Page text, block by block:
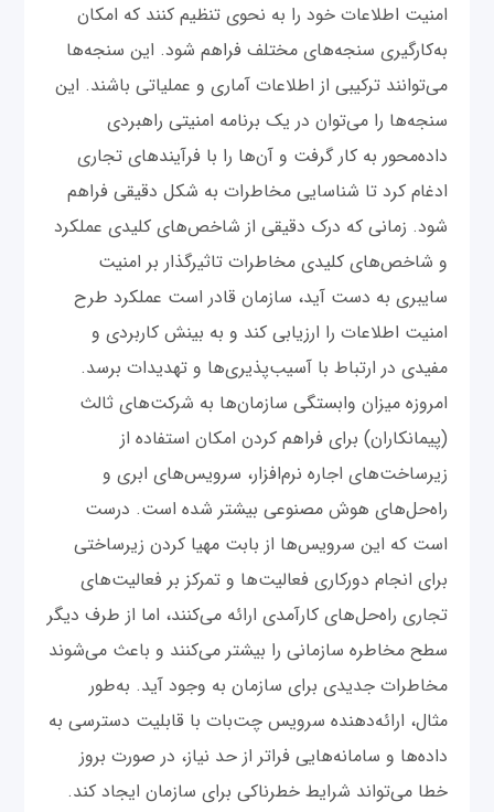
امنیت اطلاعات خود را به نحوی تنظیم کنند که امکان
به‌کارگیری سنجه‌های مختلف فراهم شود. این سنجه‌ها
می‌توانند ترکیبی از اطلاعات آماری و عملیاتی باشند. این
سنجه‌ها را می‌توان در یک برنامه امنیتی راهبردی
داده‌محور به کار گرفت و آن‌ها را با فرآیندهای تجاری
ادغام کرد تا شناسایی مخاطرات به شکل دقیقی فراهم
شود. زمانی که درک دقیقی از شاخص‌های کلیدی عملکرد
و شاخص‌های کلیدی مخاطرات تاثیرگذار بر امنیت
سایبری به دست آید، سازمان قادر است عملکرد طرح
امنیت اطلاعات را ارزیابی کند و به بینش کاربردی و
مفیدی در ارتباط با آسیب‌پذیری‌ها و تهدیدات برسد.
امروزه میزان وابستگی سازمان‌ها به شرکت‌های ثالث
(پیمانکاران) برای فراهم کردن امکان استفاده از
زیرساخت‌های اجاره نرم‌افزار، سرویس‌های ابری و
راه‌حل‌های هوش مصنوعی بیشتر شده است. درست
است که این سرویس‌ها از بابت مهیا کردن زیرساختی
برای انجام دورکاری فعالیت‌ها و تمرکز بر فعالیت‌های
تجاری راه‌حل‌های کارآمدی ارائه می‌کنند، اما از طرف دیگر
سطح مخاطره سازمانی را بیشتر می‌کنند و باعث می‌شوند
مخاطرات جدیدی برای سازمان به وجود آید. به‌طور
مثال، ارائه‌دهنده سرویس چت‌بات با قابلیت دسترسی به
داده‌ها و سامانه‌هایی فراتر از حد نیاز، در صورت بروز
خطا می‌تواند شرایط خطرناکی برای سازمان ایجاد کند.